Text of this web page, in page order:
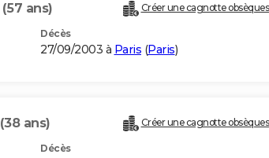
(57 ans) Créer une cagnotte obsèques
Décès
27/09/2003 à Paris (Paris)
(38 ans) Créer une cagnotte obsèques
Décès